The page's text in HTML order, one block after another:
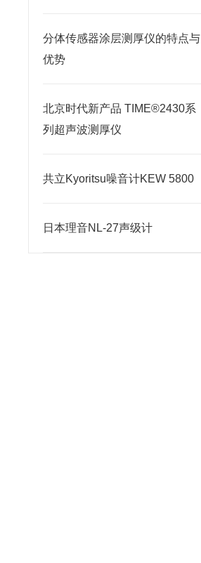
分体传感器涂层测厚仪的特点与
优势
北京时代新产品 TIME®2430系
列超声波测厚仪
共立Kyoritsu噪音计KEW 5800
日本理音NL-27声级计